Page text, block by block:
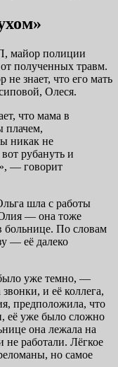
майор полиции
полученных травм.
знает, что его мать
Олеся.
что мама в
плачем,
никак не
рубануть и
— говорит
шла с работы
— она тоже
больнице. По словам
— её далеко
уже темно, —
и её коллега,
предположила, что
её уже было сложно
она лежала на
работали. Лёгкое
но самое